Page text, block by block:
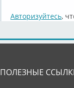
Авторизуйтесь,
ПОЛЕЗНЫЕ